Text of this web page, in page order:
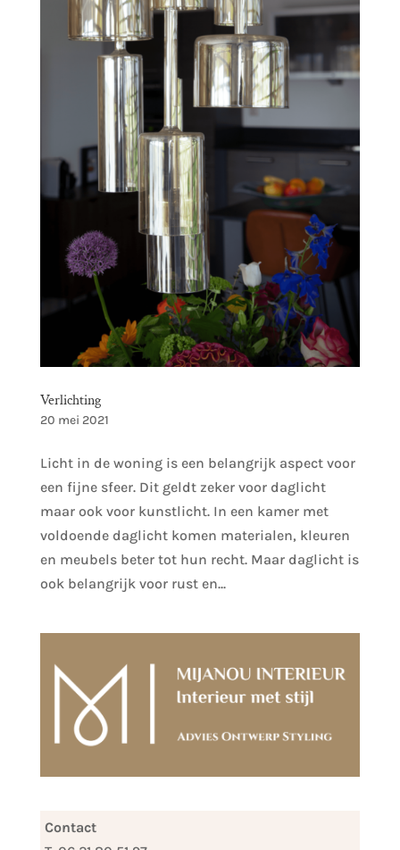
Verlichting
20 mei 2021
Licht in de woning is een belangrijk aspect voor
een fijne sfeer. Dit geldt zeker voor daglicht
maar ook voor kunstlicht. In een kamer met
voldoende daglicht komen materialen, kleuren
en meubels beter tot hun recht. Maar daglicht is
ook belangrijk voor rust en...
Contact